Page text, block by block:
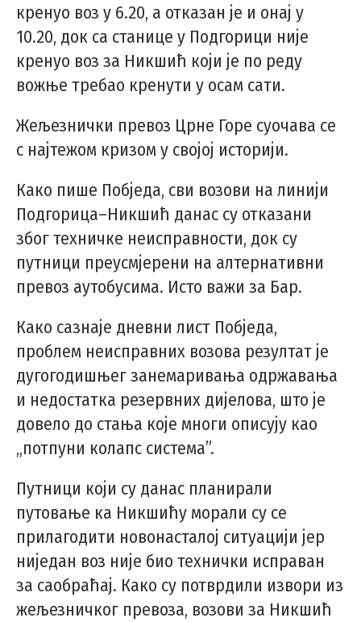
кренуо воз у 6.20, а отказан је и онај у
10.20, док са станице у Подгорици није
кренуо воз за Никшић који је по реду
вожње требао кренути у осам сати.
Жељезнички превоз Црне Горе суочава се
с најтежом кризом у својој историји.
Како пише Побједа, сви возови на линији
Подгорица–Никшић данас су отказани
због техничке неисправности, док су
путници преусмјерени на алтернативни
превоз аутобусима. Исто важи за Бар.
Како сазнаје дневни лист Побједа,
проблем неисправних возова резултат је
дугогодишњег занемаривања одржавања
и недостатка резервних дијелова, што је
довело до стања које многи описују као
,,потпуни колапс система”.
Путници који су данас планирали
путовање ка Никшићу морали су се
прилагодити новонасталој ситуацији јер
ниједан воз није био технички исправан
за саобраћај. Како су потврдили извори из
жељезничког превоза, возови за Никшић